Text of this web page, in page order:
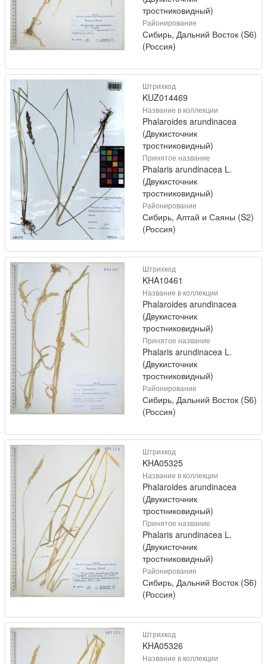
тростниковидный)
Районирование
Сибирь, Дальний Восток (S6)
(Россия)
Штрихкод
KUZ014469
Название в коллекции
Phalaroides arundinacea
(Двукисточник
тростниковидный)
Принятое название
Phalaris arundinacea L.
(Двукисточник
тростниковидный)
Районирование
Сибирь, Алтай и Саяны (S2)
(Россия)
Штрихкод
KHA10461
Название в коллекции
Phalaroides arundinacea
(Двукисточник
тростниковидный)
Принятое название
Phalaris arundinacea L.
(Двукисточник
тростниковидный)
Районирование
Сибирь, Дальний Восток (S6)
(Россия)
Штрихкод
KHA05325
Название в коллекции
Phalaroides arundinacea
(Двукисточник
тростниковидный)
Принятое название
Phalaris arundinacea L.
(Двукисточник
тростниковидный)
Районирование
Сибирь, Дальний Восток (S6)
(Россия)
Штрихкод
KHA05326
Название в коллекции